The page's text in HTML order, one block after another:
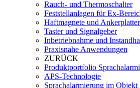
Rauch- und Thermoschalter
Feststellanlagen für Ex-
Haftmagnete und
Taster und Signalgeber
Inbetriebnahme und
Praxisnahe Anwendungen
ZURÜCK
Produktportfolio
APS-Technologie
Sprachalarmierung im Objekt